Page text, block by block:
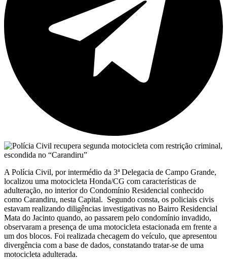
A Polícia Civil, por intermédio da 3ª Delegacia de Campo Grande,
localizou uma motocicleta Honda/CG com características de
adulteração, no interior do Condomínio Residencial conhecido
como Carandiru, nesta Capital. Segundo consta, os policiais civis
estavam realizando diligências investigativas no Bairro Residencial
Mata do Jacinto quando, ao passarem pelo condomínio invadido,
observaram a presença de uma motocicleta estacionada em frente a
um dos blocos. Foi realizada checagem do veículo, que apresentou
divergência com a base de dados, constatando tratar-se de uma
motocicleta adulterada.